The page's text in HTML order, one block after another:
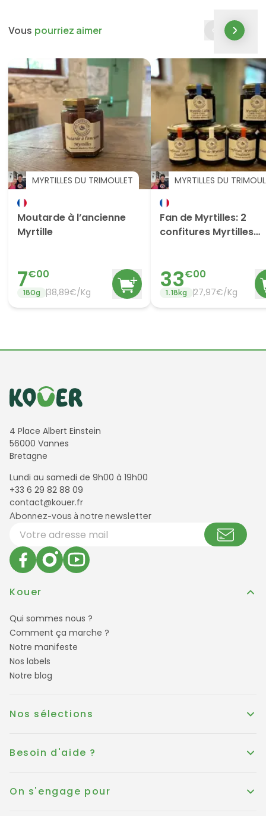
Vous pourriez aimer
MYRTILLES DU TRIMOULET
Moutarde à l’ancienne
Myrtille
7€00
180g 38,89€/Kg
MYRTILLES DU
Fan de Myrtilles: 2
confitures Myrtilles
33€00
1.18kg 27,97€/Kg
Informations de contact
4 Place Albert Einstein
56000 Vannes
Bretagne
Lundi au samedi de 9h00 à 19h00
+33 6 29 82 88 09
contact@kouer.fr
Newsletter et réseaux sociaux
Abonnez-vous à notre newsletter
Votre adresse email
Kouer
Qui sommes nous ?
Comment ça marche ?
Notre manifeste
Nos labels
Notre blog
Nos sélections
Besoin d'aide ?
On s'engage pour